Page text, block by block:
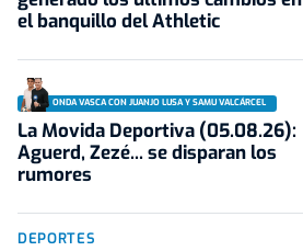
el banquillo del Athletic
ONDA VASCA CON JUANJO LUSA Y SAMU VALCÁRCEL
La Movida Deportiva (05.08.26):
Aguerd, Zezé... se disparan los
rumores
DEPORTES